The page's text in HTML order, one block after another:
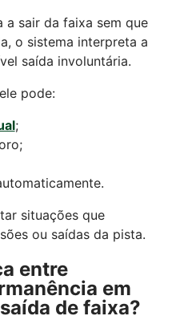
a sair da faixa sem que
o sistema interpreta a
saída involuntária.
pode:
;
situações que
ou saídas da pista.
entre
em
de faixa?